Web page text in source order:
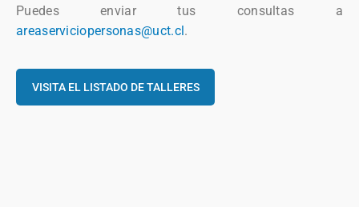
Puedes enviar tus consultas a
areaserviciopersonas@uct.cl .
VISITA EL LISTADO DE TALLERES